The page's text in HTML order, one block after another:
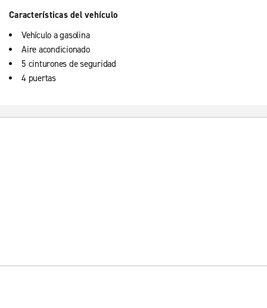
Características del vehículo
Vehículo a gasolina
Aire acondicionado
5 cinturones de seguridad
4 puertas